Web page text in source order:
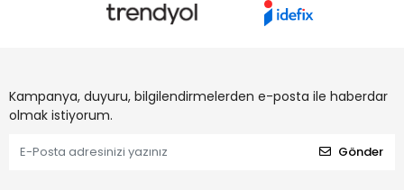
Kampanya, duyuru, bilgilendirmelerden e-posta ile haberdar
olmak istiyorum.
Gönder